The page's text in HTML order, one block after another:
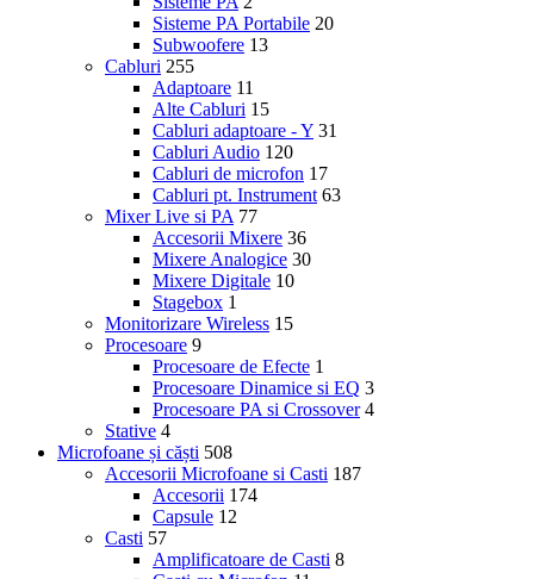
Sisteme PA Portabile 20
Subwoofere 13
Cabluri 255
Adaptoare 11
Alte Cabluri 15
Cabluri adaptoare - Y 31
Cabluri Audio 120
Cabluri de microfon 17
Cabluri pt. Instrument 63
Mixer Live si PA 77
Accesorii Mixere 36
Mixere Analogice 30
Mixere Digitale 10
Stagebox 1
Monitorizare Wireless 15
Procesoare 9
Procesoare de Efecte 1
Procesoare Dinamice si EQ 3
Procesoare PA si Crossover 4
Stative 4
Microfoane și căști 508
Accesorii Microfoane si Casti 187
Accesorii 174
Capsule 12
Casti 57
Amplificatoare de Casti 8